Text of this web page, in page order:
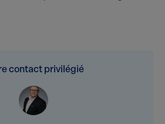
contact privilégié